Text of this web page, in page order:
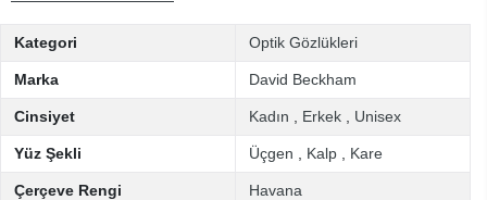
Kategori Optik Gözlükleri
Marka David Beckham
Cinsiyet Kadın Erkek Unisex
Yüz Şekli Üçgen Kalp Kare
Çerçeve Rengi Havana